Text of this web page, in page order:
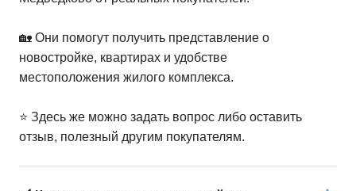
🏡 Они помогут получить представление о
новостройке, квартирах и удобстве
местоположения жилого комплекса.
⭐️ Здесь же можно задать вопрос либо оставить
отзыв, полезный другим покупателям.